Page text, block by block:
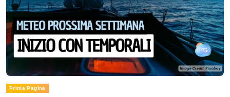
Prima Pagina